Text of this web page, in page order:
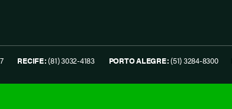
RECIFE:(81) 3032-4183 PORTO ALEGRE:(51) 3284-8300